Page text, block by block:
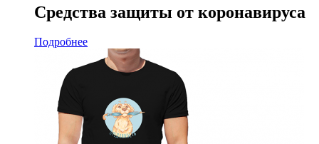
Средства защиты от коронавируса
Подробнее